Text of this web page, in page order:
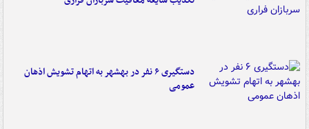
دستگیری ۶ نفر در بهشهر به اتهام تشویش اذهان
عمومی